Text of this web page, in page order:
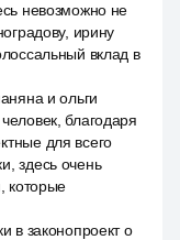
невозможно не
ирину
вклад в
и ольги
благодаря
для всего
здесь очень
которые
в законопроект о